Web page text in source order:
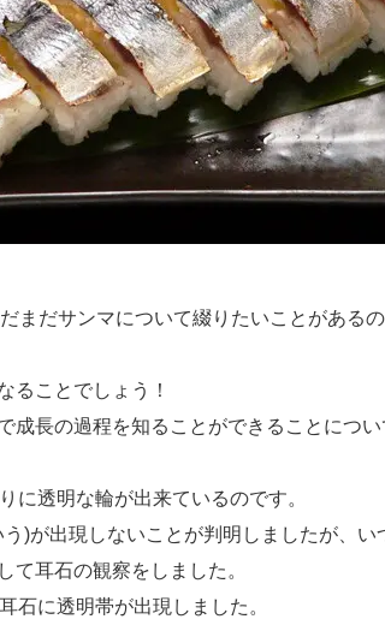
まだサンマについて綴りたいことがある
ることでしょう！
長の過程を知ることができることについ
に透明な輪が出来ているのです。
)が出現しないことが判明しましたが、
て耳石の観察をしました。
石に透明帯が出現しました。